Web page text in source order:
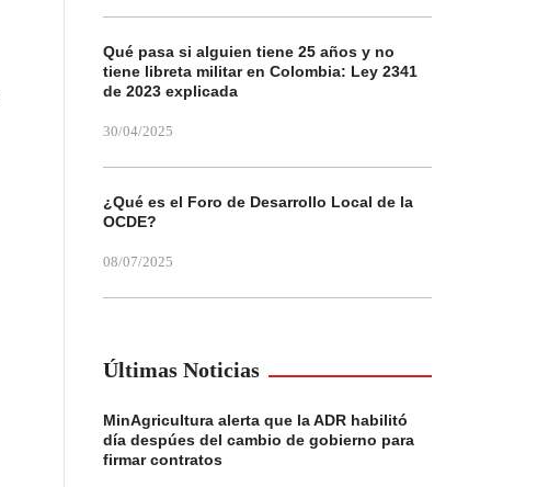
Qué pasa si alguien tiene 25 años y no
tiene libreta militar en Colombia: Ley 2341
de 2023 explicada
30/04/2025
¿Qué es el Foro de Desarrollo Local de la
OCDE?
08/07/2025
Últimas Noticias
MinAgricultura alerta que la ADR habilitó
día despúes del cambio de gobierno para
firmar contratos